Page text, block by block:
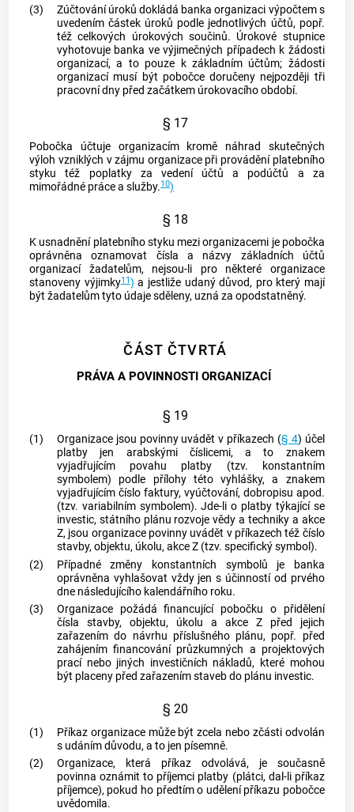
(3)
Zúčtování úroků dokládá banka organizaci výpočtem s
uvedením částek úroků podle jednotlivých účtů, popř.
též celkových úrokových součinů. Úrokové stupnice
vyhotovuje banka ve výjimečných případech k žádosti
organizací, a to pouze k základním účtům; žádosti
organizací musí být pobočce doručeny nejpozději tři
pracovní dny před začátkem úrokovacího období.
§ 17
Pobočka účtuje organizacím kromě náhrad skutečných
výloh vzniklých v zájmu organizace při provádění platebního
styku též poplatky za vedení účtů a podúčtů a za
mimořádné práce a služby.10)
§ 18
K usnadnění platebního styku mezi organizacemi je pobočka
oprávněna oznamovat čísla a názvy základních účtů
organizací žadatelům, nejsou-li pro některé organizace
stanoveny výjimky11) a jestliže udaný důvod, pro který mají
být žadatelům tyto údaje sděleny, uzná za opodstatněný.
ČÁST ČTVRTÁ
PRÁVA A POVINNOSTI ORGANIZACÍ
§ 19
(1) Organizace jsou povinny uvádět v příkazech (§ 4) účel
platby jen arabskými číslicemi, a to znakem
vyjadřujícím povahu platby (tzv. konstantním
symbolem) podle přílohy této vyhlášky, a znakem
vyjadřujícím číslo faktury, vyúčtování, dobropisu apod.
(tzv. variabilním symbolem). Jde-li o platby týkající se
investic, státního plánu rozvoje vědy a techniky a akce
Z, jsou organizace povinny uvádět v příkazech též číslo
stavby, objektu, úkolu, akce Z (tzv. specifický symbol).
(2)
Případné změny konstantních symbolů je banka
oprávněna vyhlašovat vždy jen s účinností od prvého
dne následujícího kalendářního roku.
(3)
Organizace požádá financující pobočku o přidělení
čísla stavby, objektu, úkolu a akce Z před jejich
zařazením do návrhu příslušného plánu, popř. před
zahájením financování průzkumných a projektových
prací nebo jiných investičních nákladů, které mohou
být placeny před zařazením staveb do plánu investic.
§ 20
(1)
Příkaz organizace může být zcela nebo zčásti odvolán
s udáním důvodu, a to jen písemně.
(2)
Organizace, která příkaz odvolává, je současně
povinna oznámit to příjemci platby (plátci, dal-li příkaz
příjemce), pokud ho předtím o udělení příkazu pobočce
uvědomila.